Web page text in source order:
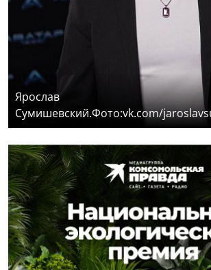
Ярослав
Сумишевский.Фото:vk.com/